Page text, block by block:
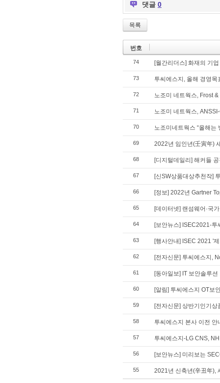
댓글 0
목록
번호
74 [월간리더스] 화재의 기
73 투씨에스지, 올해 경영
72 노조미 네트웍스, Frost
71 노조미 네트웍스,
70 노조미네트웍스 “올해는
69 2022년 임인년(壬寅年)
68 [디지털데일리] 해커들 공
67 [신SW상품대상추천작]
66 [정보] 2022년 Gartner
65 [데이터넷] 랜섬웨어·국
64 [보안뉴스] ISEC2021-
63 [행사안내] ISEC 2021 '
62 [전자신문] 투씨에스지,
61 [동아일보] IT 보안솔루
60 [알림] 투씨에스지 OT보
59 [전자신문] 상반기인기
58 투씨에스지 본사 이전 안
57 투씨에스지-LG CNS,
56 [보안뉴스] 미리보는
55 2021년 신축년(辛丑年),